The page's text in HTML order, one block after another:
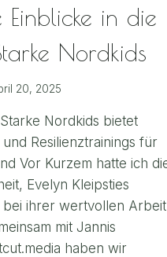
Einblicke in die
Nordkids
20, 2025
Nordkids bietet
Resilienztrainings für
Vor Kurzem hatte ich
Evelyn Kleipsties
ihrer wertvollen Arbeit
mit Jannis
haben wir